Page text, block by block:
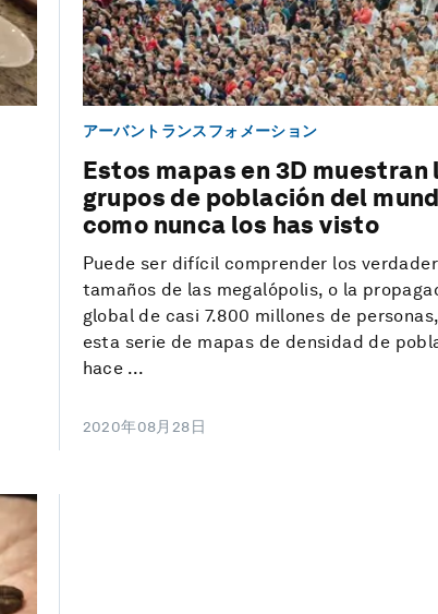
アーバントランスフォメーション
Estos mapas en 3D muestran
grupos de población del
como nunca los has visto
Puede ser difícil comprender los
tamaños de las megalópolis, o la
global de casi 7.800 millones de
esta serie de mapas de densidad de
hace ...
2020年08月28日